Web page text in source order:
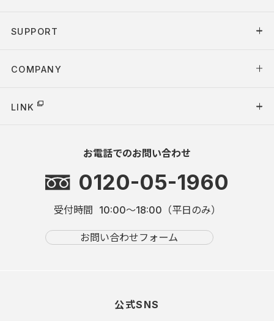
SUPPORT
COMPANY
LINK
お電話でのお問い合わせ
0120-05-1960
受付時間 10:00～18:00（平日のみ）
お問い合わせフォーム
公式SNS